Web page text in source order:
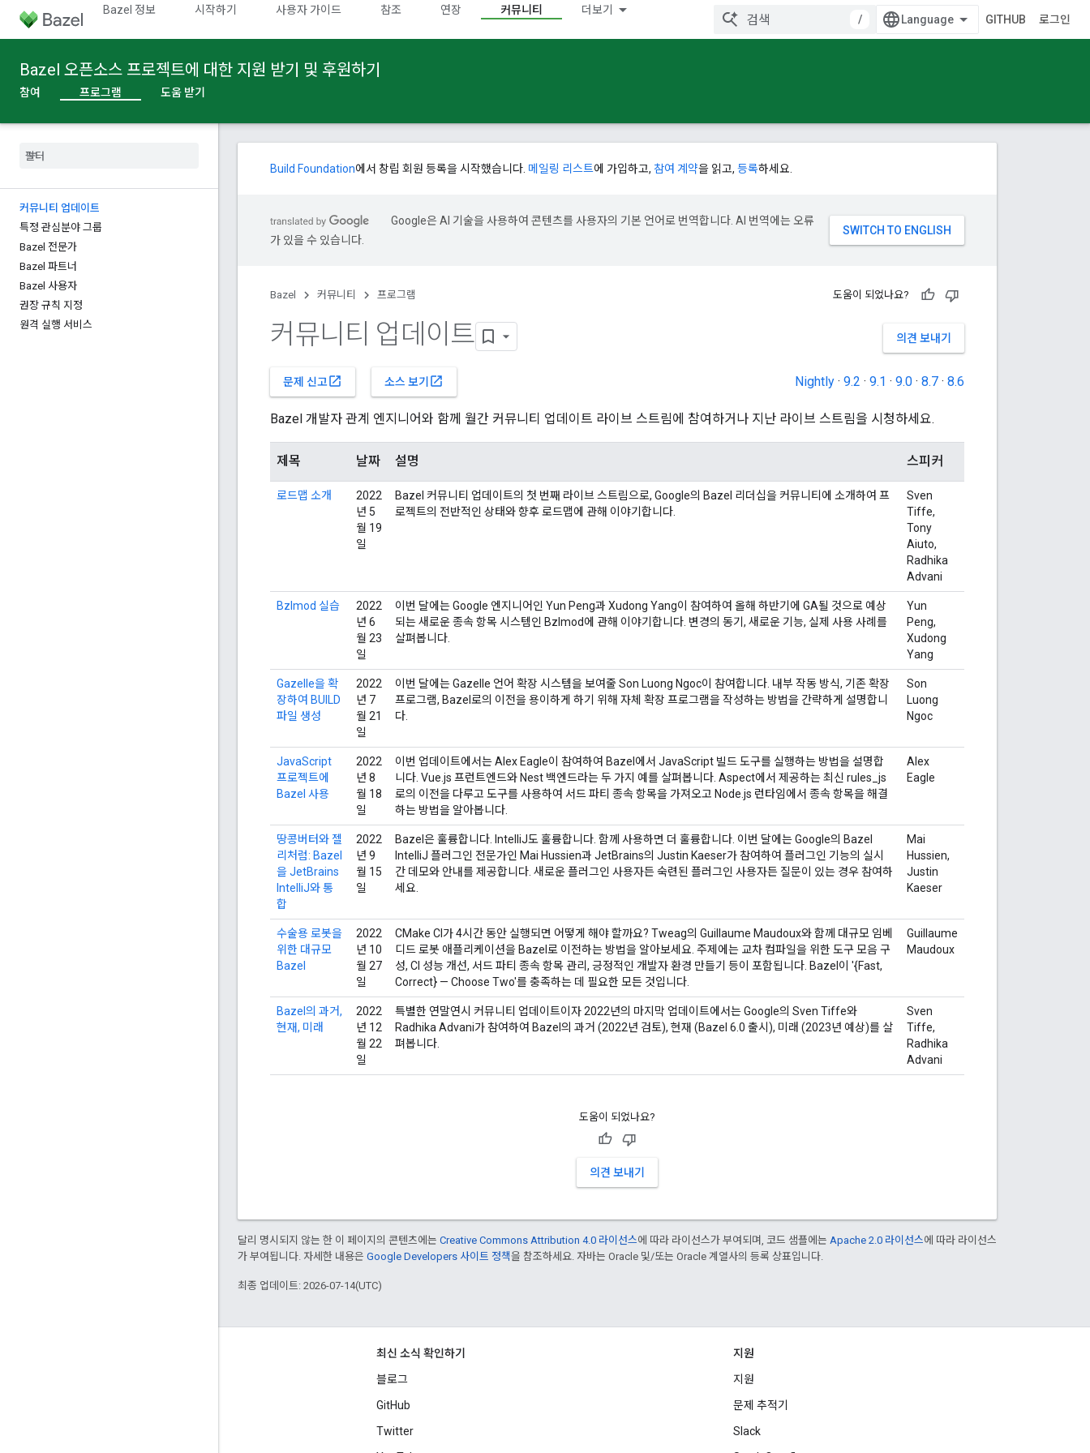
Bazel 정보 시작하기 사용자 가이드 참조 연장 커뮤니티 더보기
/ GITHUB 로그인
Bazel 오픈소스 프로젝트에 대한 지원 받기 및 후원하기
참여 프로그램 도움 받기
커뮤니티 업데이트
특정 관심분야 그룹
Bazel 전문가
Bazel 파트너
Bazel 사용자
권장 규칙 지정
원격 실행 서비스
Build Foundation에서 창립 회원 등록을 시작했습니다. 메일링 리스트에 가입하고, 참여 계약을 읽고, 등록하세요.
Google은 AI 기술을 사용하여 콘텐츠를 사용자의 기본 언어로 번역합니다. AI 번역에는 오류
가 있을 수 있습니다.
Bazel 커뮤니티 프로그램 도움이 되었나요?
의견 보내기
커뮤니티 업데이트
문제 신고open_in_new 소스 보기 open_in_new Nightly · 9.2 · 9.1 · 9.0 · 8.7 · 8.6
Bazel 개발자 관계 엔지니어와 함께 월간 커뮤니티 업데이트 라이브 스트림에 참여하거나 지난 라이브 스트림을 시청하세요.
제목 날짜 설명 스피커
로드맵 소개
2022
년 5
월 19
일
Bazel 커뮤니티 업데이트의 첫 번째 라이브 스트림으로, Google의 Bazel 리더십을 커뮤니티에 소개하여 프
로젝트의 전반적인 상태와 향후 로드맵에 관해 이야기합니다.
Sven
Tiffe,
Tony
Aiuto,
Radhika
Advani
Bzlmod 실습
2022
년 6
월 23
일
이번 달에는 Google 엔지니어인 Yun Peng과 Xudong Yang이 참여하여 올해 하반기에 GA될 것으로 예상
되는 새로운 종속 항목 시스템인 Bzlmod에 관해 이야기합니다. 변경의 동기, 새로운 기능, 실제 사용 사례를
살펴봅니다.
Yun
Peng,
Xudong
Yang
Gazelle을 확
장하여 BUILD
파일 생성
2022
년 7
월 21
일
이번 달에는 Gazelle 언어 확장 시스템을 보여줄 Son Luong Ngoc이 참여합니다. 내부 작동 방식, 기존 확장
프로그램, Bazel로의 이전을 용이하게 하기 위해 자체 확장 프로그램을 작성하는 방법을 간략하게 설명합니
다.
Son
Luong
Ngoc
JavaScript
프로젝트에
Bazel 사용
2022
년 8
월 18
일
이번 업데이트에서는 Alex Eagle이 참여하여 Bazel에서 JavaScript 빌드 도구를 실행하는 방법을 설명합
니다. Vue.js 프런트엔드와 Nest 백엔드라는 두 가지 예를 살펴봅니다. Aspect에서 제공하는 최신 rules_js
로의 이전을 다루고 도구를 사용하여 서드 파티 종속 항목을 가져오고 Node.js 런타임에서 종속 항목을 해결
하는 방법을 알아봅니다.
Alex
Eagle
땅콩버터와 젤
리처럼: Bazel
을 JetBrains
IntelliJ와 통
합
2022
년 9
월 15
일
Bazel은 훌륭합니다. IntelliJ도 훌륭합니다. 함께 사용하면 더 훌륭합니다. 이번 달에는 Google의 Bazel
IntelliJ 플러그인 전문가인 Mai Hussien과 JetBrains의 Justin Kaeser가 참여하여 플러그인 기능의 실시
간 데모와 안내를 제공합니다. 새로운 플러그인 사용자든 숙련된 플러그인 사용자든 질문이 있는 경우 참여하
세요.
Mai
Hussien,
Justin
Kaeser
수술용 로봇을
위한 대규모
Bazel
2022
년 10
월 27
일
CMake CI가 4시간 동안 실행되면 어떻게 해야 할까요? Tweag의 Guillaume Maudoux와 함께 대규모 임베
디드 로봇 애플리케이션을 Bazel로 이전하는 방법을 알아보세요. 주제에는 교차 컴파일을 위한 도구 모음 구
성, CI 성능 개선, 서드 파티 종속 항목 관리, 긍정적인 개발자 환경 만들기 등이 포함됩니다. Bazel이 '{Fast,
Correct} — Choose Two'를 충족하는 데 필요한 모든 것입니다.
Guillaume
Maudoux
Bazel의 과거,
현재, 미래
2022
년 12
월 22
일
특별한 연말연시 커뮤니티 업데이트이자 2022년의 마지막 업데이트에서는 Google의 Sven Tiffe와
Radhika Advani가 참여하여 Bazel의 과거 (2022년 검토), 현재 (Bazel 6.0 출시), 미래 (2023년 예상)를 살
펴봅니다.
Sven
Tiffe,
Radhika
Advani
도움이 되었나요?
의견 보내기
달리 명시되지 않는 한 이 페이지의 콘텐츠에는 Creative Commons Attribution 4.0 라이선스에 따라 라이선스가 부여되며, 코드 샘플에는 Apache 2.0 라이선스에 따라 라이선스
가 부여됩니다. 자세한 내용은 Google Developers 사이트 정책을 참조하세요. 자바는 Oracle 및/또는 Oracle 계열사의 등록 상표입니다.
최종 업데이트: 2026-07-14(UTC)
최신 소식 확인하기
블로그
GitHub
Twitter
지원
지원
문제 추적기
Slack